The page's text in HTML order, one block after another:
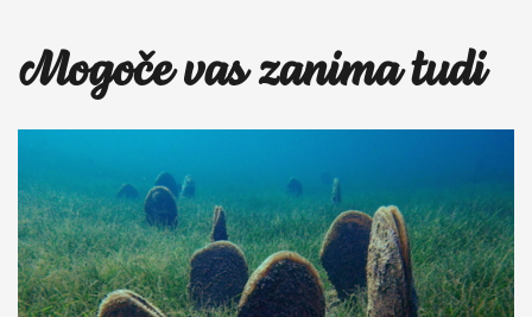
lalala
Mogoče vas zanima tudi